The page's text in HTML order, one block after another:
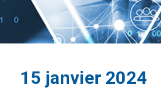
15 janvier 2024